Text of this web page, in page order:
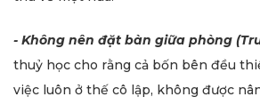
- Không nên đặt bàn giữa phòng
thuỷ học cho rằng cả bốn bên đều
việc luôn ở thế cô lập, không được